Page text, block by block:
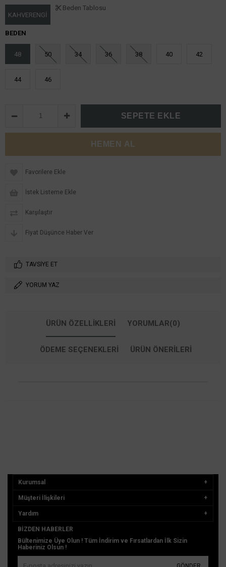
KAHVERENGİ
Beden Tablosu
BEDEN
48 50 34 36 38 40 42
44 46
Favorilere Ekle
İstek Listeme Ekle
Karşılaştır
Fiyat Düşünce Haber Ver
TAVSIYE ET
YORUM YAZ
ÜRÜN ÖZELLIKLERI YORUMLAR(0)
ÖDEME SEÇENEKLERI ÜRÜN ÖNERILERI
Kurumsal
Müşteri İlişkileri
Yardım
BIZDEN HABERLER
Bültenimize Üye Olun ! Tüm İndirim ve Fırsatlardan İlk Sizin
Haberiniz Olsun !